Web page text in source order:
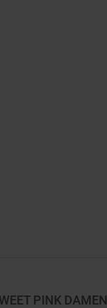
PINK DAMEN